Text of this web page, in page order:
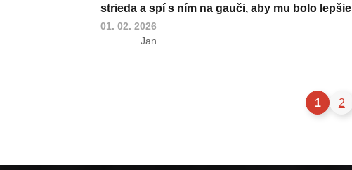
strieda a spí s ním na gauči, aby mu bolo lepšie
01. 02. 2026
Jan
1 2